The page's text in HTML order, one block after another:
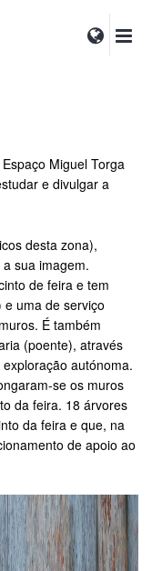
Miguel Torga
e divulgar a
desta zona),
sua imagem.
de feira e tem
uma de serviço
É também
(poente), através
autónoma.
se os muros
da feira. 18 árvores
da feira e que, na
de apoio ao